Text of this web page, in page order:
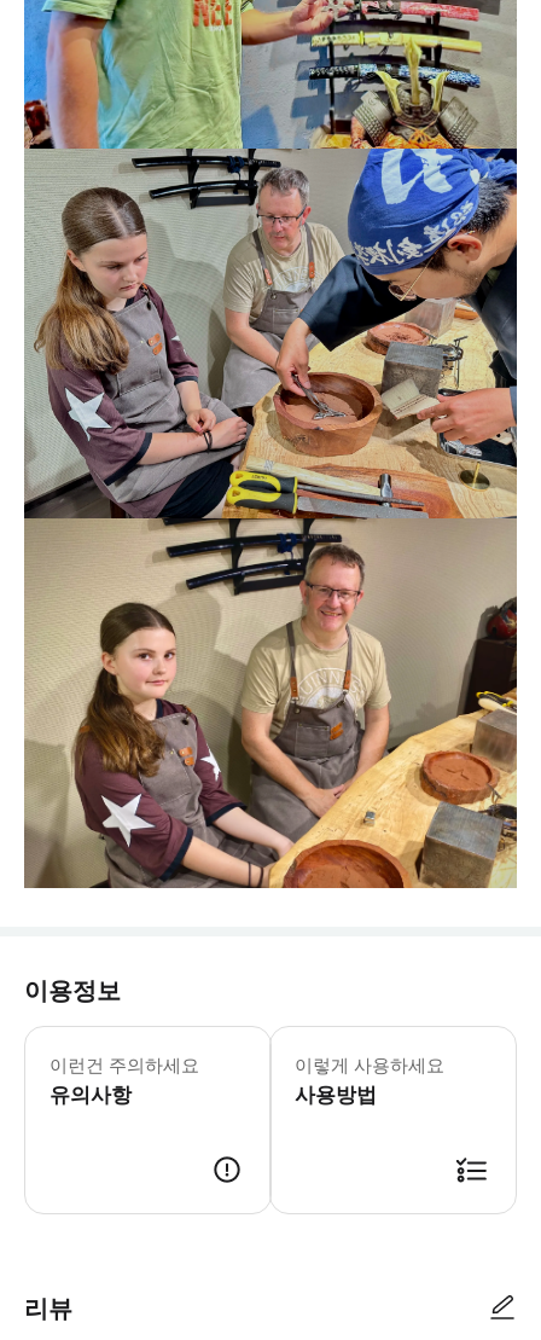
이용정보
이런건 주의하세요
유의사항
교토: 일본 주석 주조로 나만의 닌자
이렇게 사용하세요
사용방법
리뷰